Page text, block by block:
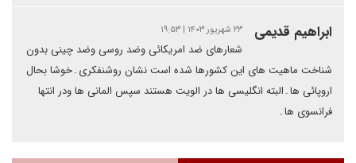
ابراهیم قدیمی ۲۳ شهریور ۱۴۰۳ | ۱۹:۵۳
شعارهای ضد امریکائی وضد روسی وضد چینی بدون
شناخت ماهیت های این کشورها شده است نشان روشنفکری۔خوشا بحال
اروپائی ها۔البته انگلیسی ها در الویت هستند سپس المانی ها ودر انتها
فرانسوی ها۔